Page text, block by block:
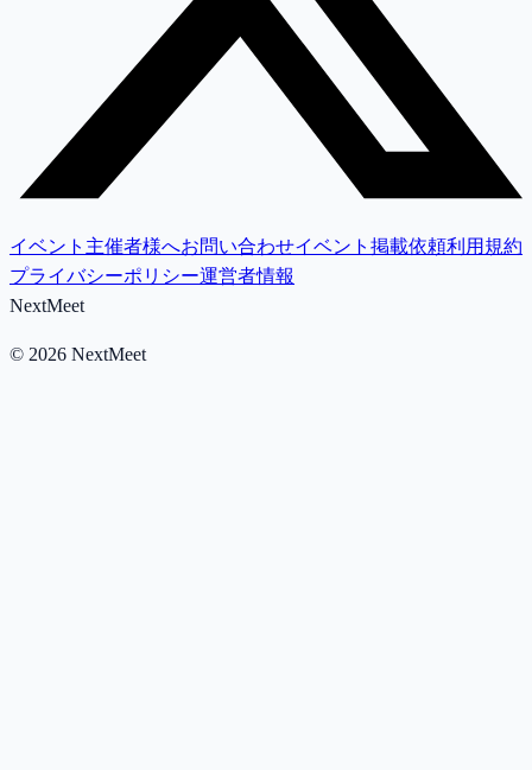
イベント主催者様へお問い合わせイベント掲載依頼利用規約
プライバシーポリシー運営者情報
NextMeet
© 2026 NextMeet